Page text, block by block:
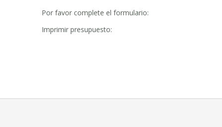
Por favor complete el formulario:
Imprimir presupuesto: